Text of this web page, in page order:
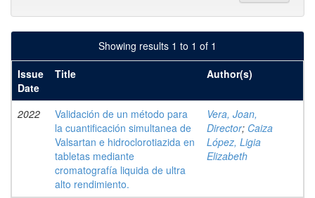
Showing results 1 to 1 of 1
Issue
Date
Title Author(s)
2022
Validación de un método para
la cuantificación simultanea de
Valsartan e hidroclorotiazida en
tabletas mediante
cromatografía liquida de ultra
alto rendimiento.
Vera, Joan,
Director; Caiza
López, Ligia
Elizabeth